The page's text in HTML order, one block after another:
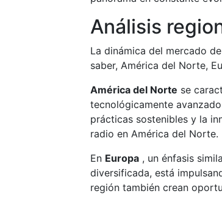
Análisis
La dinámica del mercado
saber, América del Norte,
América del Norte se
tecnológicamente
prácticas sostenibles y la
radio en América del Norte.
En Europa , un énfasis
diversificada, está
región también crean